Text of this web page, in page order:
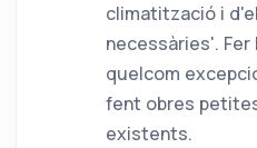
climatització i
necessàries'.
quelcom
fent obres
existents.